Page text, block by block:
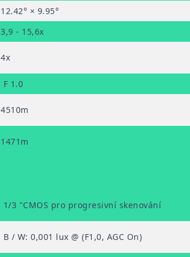
12.42° × 9.95°
3,9 - 15,6x
4x
F 1.0
4510m
1471m
1/3 "CMOS pro progresivní skenování
B / W: 0,001 lux @ (F1,0, AGC On)